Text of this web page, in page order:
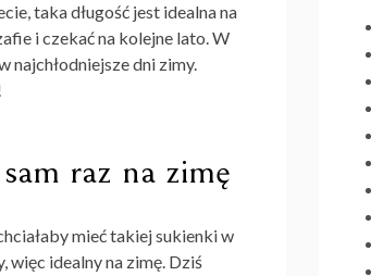
taka długość jest idealna na
i czekać na kolejne lato. W
dni zimy.
raz na zimę
mieć takiej sukienki w
więc idealny na zimę. Dziś